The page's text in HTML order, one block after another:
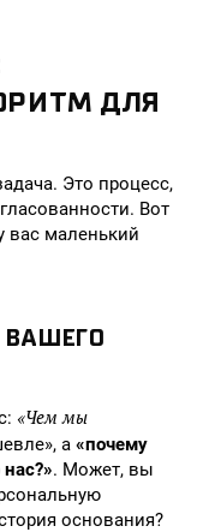
ДЛЯ
Это процесс,
Вот
вас маленький
ВАШЕГО
«Чем мы
а «почему
. Может, вы
основания?